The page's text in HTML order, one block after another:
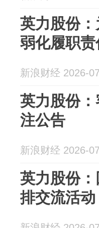
英力股份
弱化履职责
新浪财经 2026-
英力股份
注公告
新浪财经 2026-
英力股份
排交流活动